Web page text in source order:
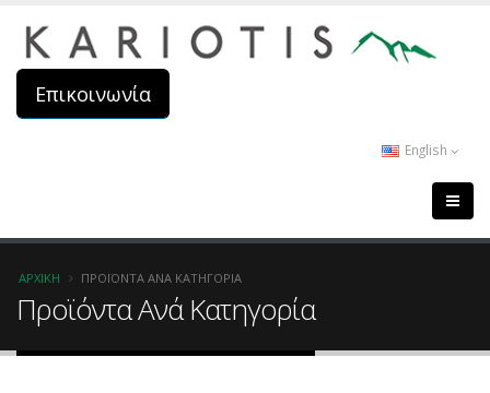
προς
κυρίως
περιεχόμενο
Επικοινωνία
English
Breadcrumb
ΑΡΧΙΚΉ ΠΡΟΪΌΝΤΑ ΑΝΆ ΚΑΤΗΓΟΡΊΑ
Προϊόντα Ανά Κατηγορία